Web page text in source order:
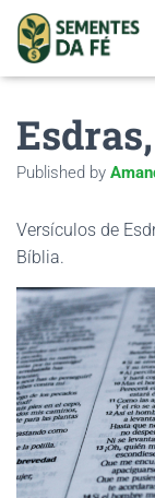
Published by
Versículos de
Bíblia.